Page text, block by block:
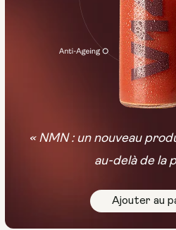
« NMN : un nouveau
au-delà de la
Ajouter au